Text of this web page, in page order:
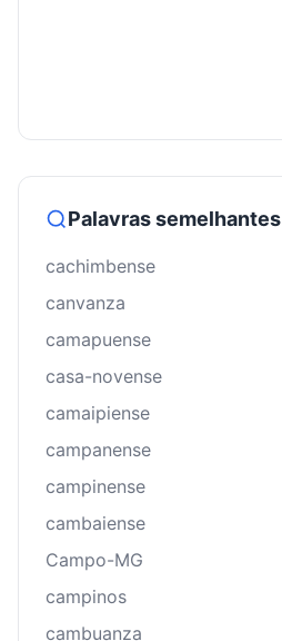
Palavras semelhantes
cachimbense
canvanza
camapuense
casa-novense
camaipiense
campanense
campinense
cambaiense
Campo-MG
campinos
cambuanza